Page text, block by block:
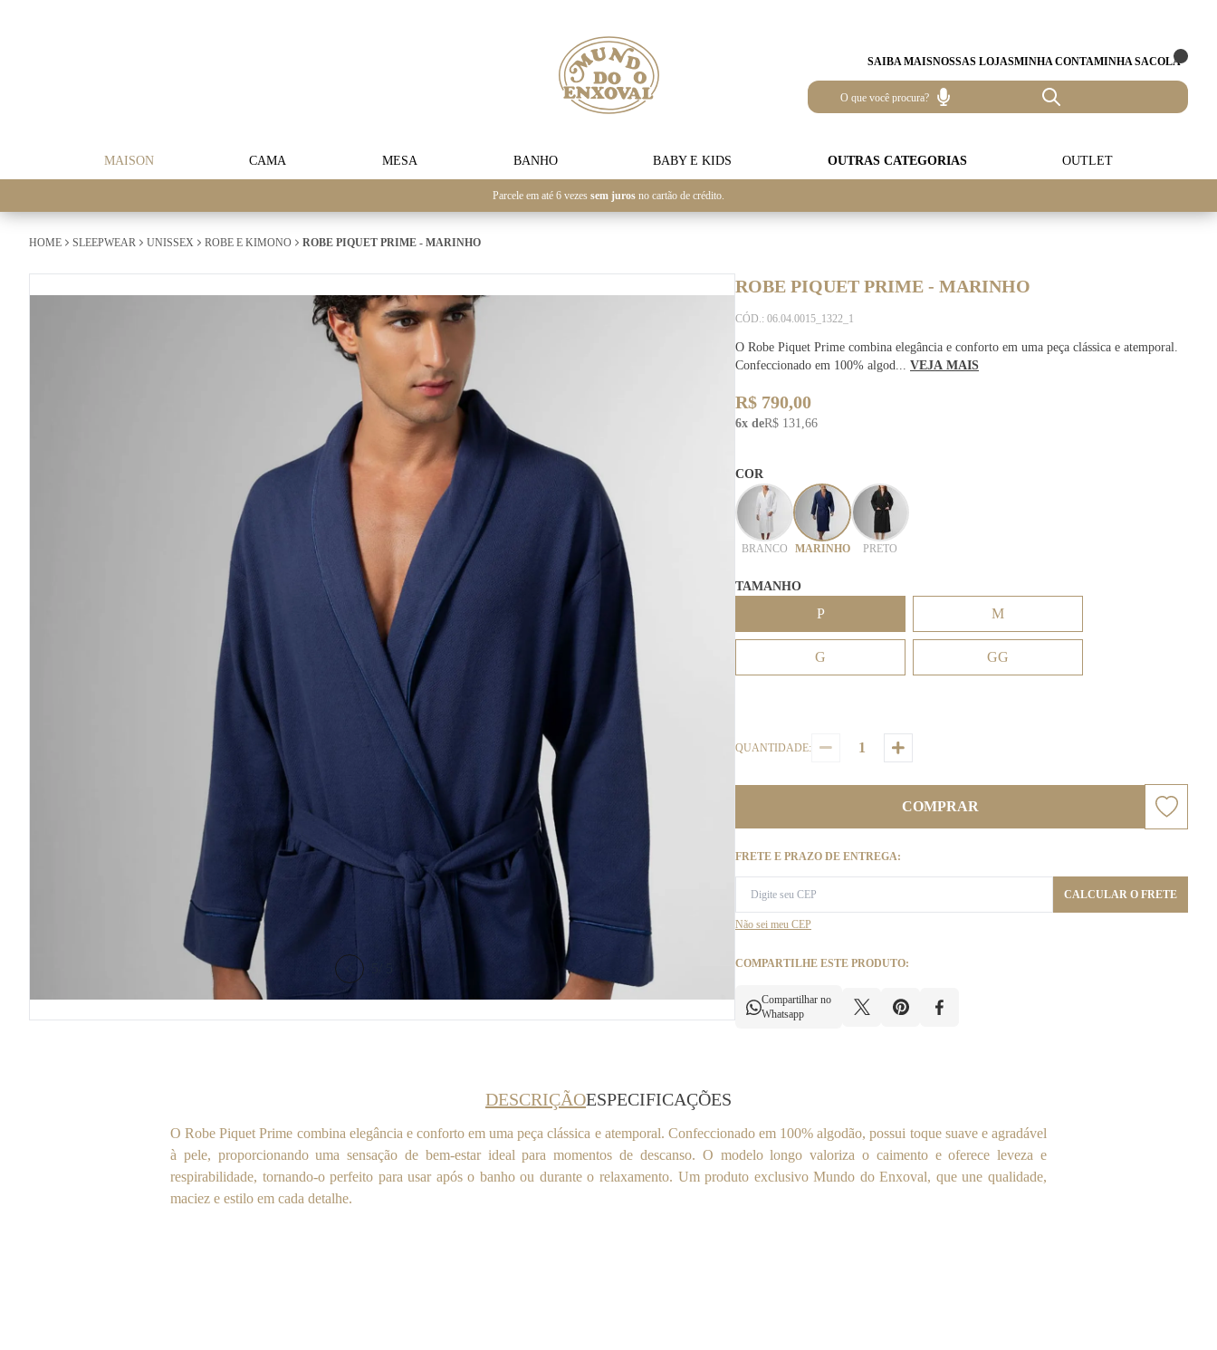
SAIBA MAISNOSSAS LOJASMINHA CONTAMINHA SACOLA
MAISON CAMA MESA BANHO BABY E KIDS OUTRAS CATEGORIAS OUTLET
Parcele em até 6 vezes sem juros no cartão de crédito.
HOME SLEEPWEAR UNISSEX ROBE E KIMONO ROBE PIQUET PRIME - MARINHO
ROBE PIQUET PRIME - MARINHO
CÓD.: 06.04.0015_1322_1
O Robe Piquet Prime combina elegância e conforto em uma peça clássica e atemporal.
Confeccionado em 100% algod... VEJA MAIS
R$ 790,00
6x deR$ 131,66
COR
BRANCO MARINHO PRETO
TAMANHO
P M
G GG
QUANTIDADE:
COMPRAR
FRETE E PRAZO DE ENTREGA:
CALCULAR O FRETE
Não sei meu CEP
COMPARTILHE ESTE PRODUTO:
Compartilhar no
Whatsapp
DESCRIÇÃOESPECIFICAÇÕES
O Robe Piquet Prime combina elegância e conforto em uma peça clássica e atemporal. Confeccionado em 100% algodão, possui toque suave e agradável
à pele, proporcionando uma sensação de bem-estar ideal para momentos de descanso. O modelo longo valoriza o caimento e oferece leveza e
respirabilidade, tornando-o perfeito para usar após o banho ou durante o relaxamento. Um produto exclusivo Mundo do Enxoval, que une qualidade,
maciez e estilo em cada detalhe.